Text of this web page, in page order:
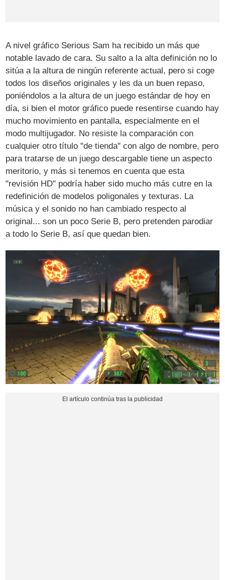
A nivel gráfico Serious Sam ha recibido un más que
notable lavado de cara. Su salto a la alta definición no lo
sitúa a la altura de ningún referente actual, pero si coge
todos los diseños originales y les da un buen repaso,
poniéndolos a la altura de un juego estándar de hoy en
día, si bien el motor gráfico puede resentirse cuando hay
mucho movimiento en pantalla, especialmente en el
modo multijugador. No resiste la comparación con
cualquier otro título "de tienda" con algo de nombre, pero
para tratarse de un juego descargable tiene un aspecto
meritorio, y más si tenemos en cuenta que esta
"revisión HD" podría haber sido mucho más cutre en la
redefinición de modelos poligonales y texturas. La
música y el sonido no han cambiado respecto al
original... son un poco Serie B, pero pretenden parodiar
a todo lo Serie B, así que quedan bien.